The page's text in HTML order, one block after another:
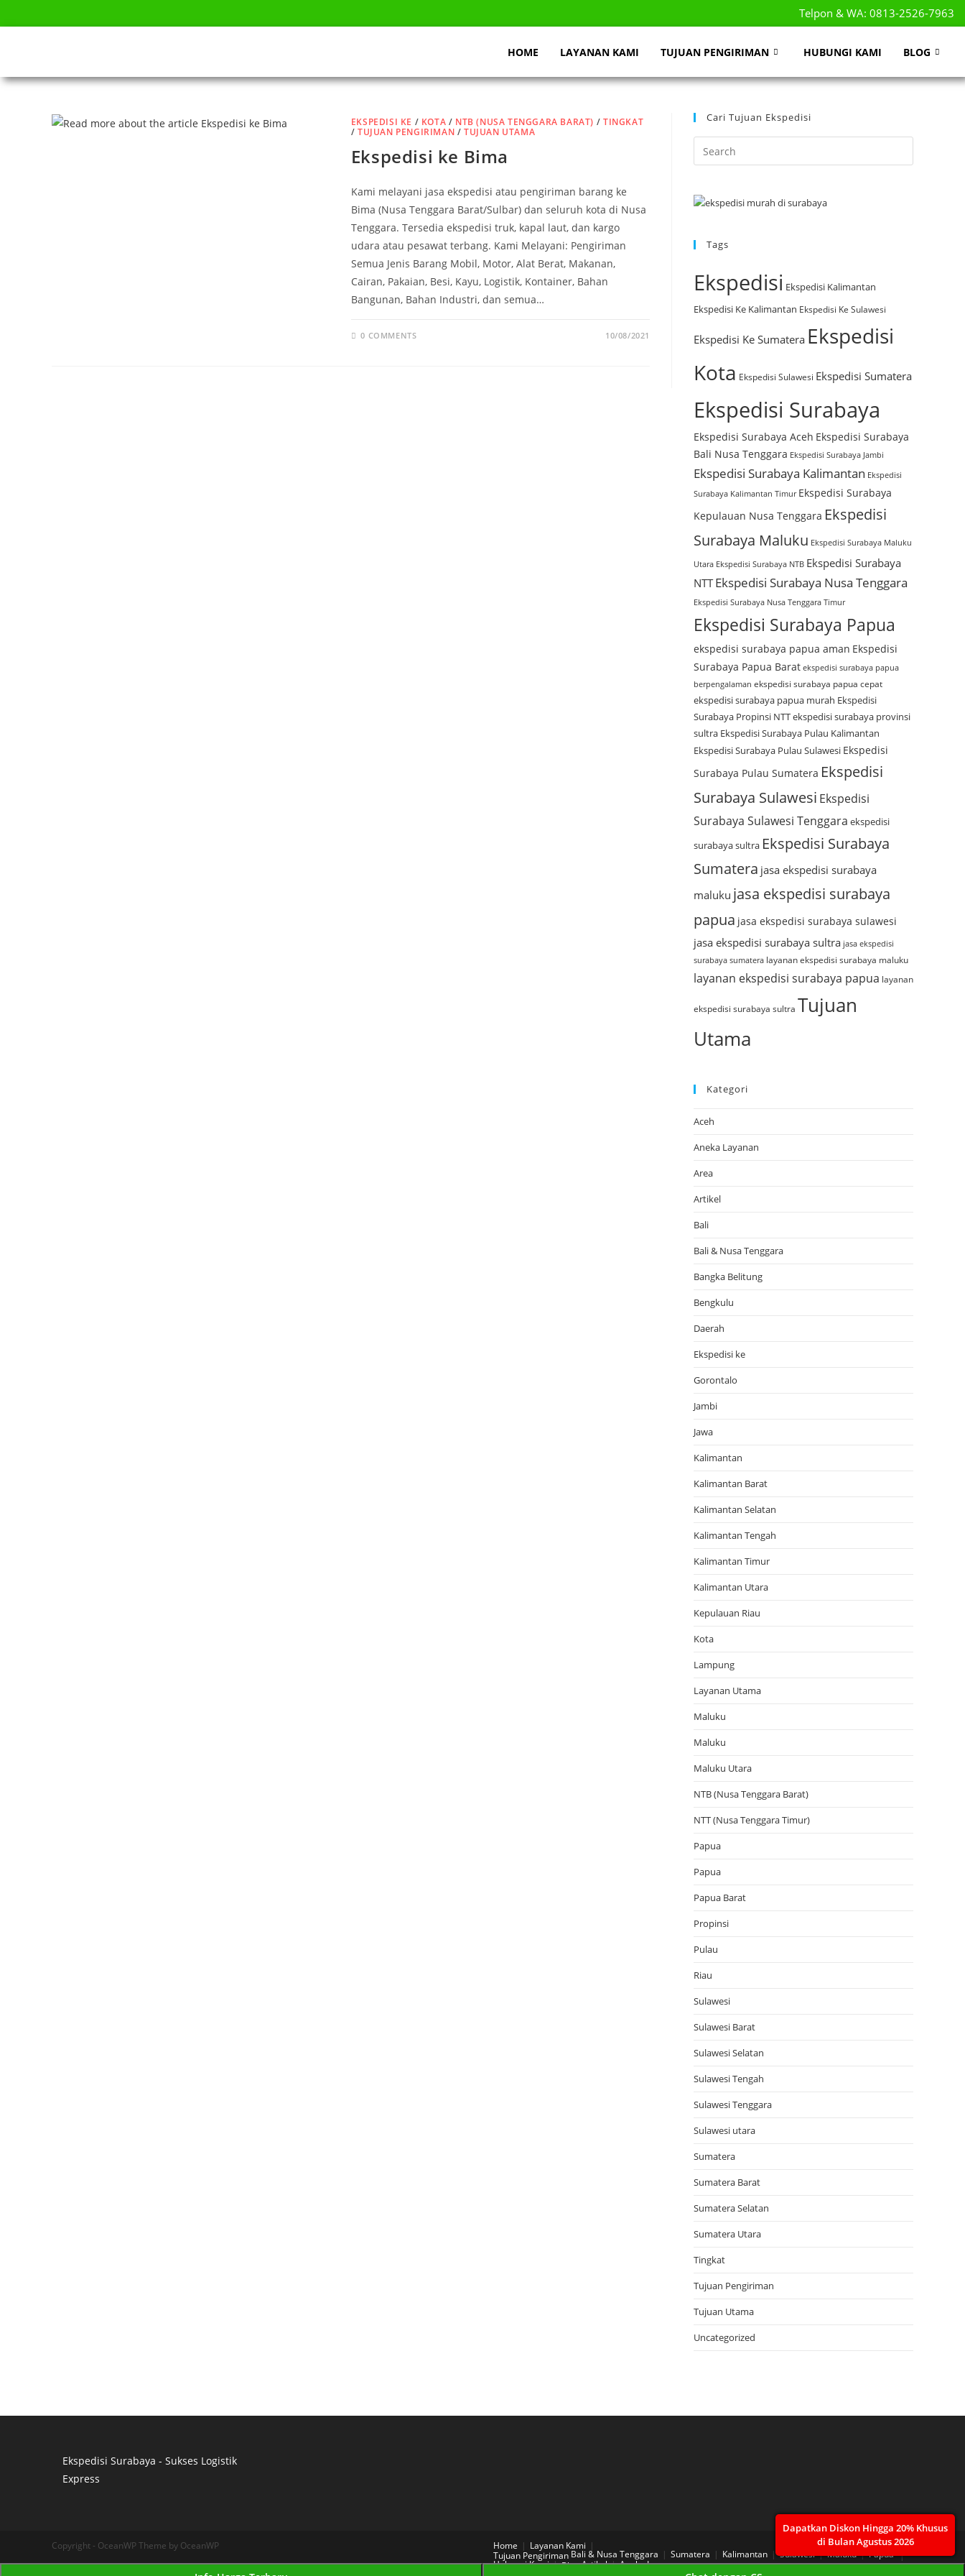
Telpon & WA: 0813-2526-7963
HOME LAYANAN KAMI TUJUAN PENGIRIMAN HUBUNGI KAMI BLOG
EKSPEDISI KE / KOTA / NTB (NUSA TENGGARA BARAT) / TINGKAT
/TUJUAN PENGIRIMAN /TUJUAN UTAMA
Ekspedisi ke Bima
Kami melayani jasa ekspedisi atau pengiriman barang ke
Bima (Nusa Tenggara Barat/Sulbar) dan seluruh kota di Nusa
Tenggara. Tersedia ekspedisi truk, kapal laut, dan kargo
udara atau pesawat terbang. Kami Melayani: Pengiriman
Semua Jenis Barang Mobil, Motor, Alat Berat, Makanan,
Cairan, Pakaian, Besi, Kayu, Logistik, Kontainer, Bahan
Bangunan, Bahan Industri, dan semua…
0 COMMENTS 10/08/2021
Cari Tujuan Ekspedisi
Tags
Ekspedisi Ekspedisi Kalimantan
Ekspedisi Ke Kalimantan Ekspedisi Ke Sulawesi
Ekspedisi Ke Sumatera Ekspedisi
Kota Ekspedisi Sulawesi Ekspedisi Sumatera
Ekspedisi Surabaya
Ekspedisi Surabaya Aceh Ekspedisi Surabaya
Bali Nusa Tenggara Ekspedisi Surabaya Jambi
Ekspedisi Surabaya Kalimantan Ekspedisi
Surabaya Kalimantan Timur Ekspedisi Surabaya
Kepulauan Nusa Tenggara Ekspedisi
Surabaya Maluku Ekspedisi Surabaya Maluku
Utara Ekspedisi Surabaya NTB Ekspedisi Surabaya
NTT Ekspedisi Surabaya Nusa Tenggara
Ekspedisi Surabaya Nusa Tenggara Timur
Ekspedisi Surabaya Papua
ekspedisi surabaya papua aman Ekspedisi
Surabaya Papua Barat ekspedisi surabaya papua
berpengalaman ekspedisi surabaya papua cepat
ekspedisi surabaya papua murah Ekspedisi
Surabaya Propinsi NTTekspedisi surabaya provinsi
sultra Ekspedisi Surabaya Pulau Kalimantan
Ekspedisi Surabaya Pulau Sulawesi Ekspedisi
Surabaya Pulau Sumatera Ekspedisi
Surabaya Sulawesi Ekspedisi
Surabaya Sulawesi Tenggara ekspedisi
surabaya sultra Ekspedisi Surabaya
Sumatera jasa ekspedisi surabaya
maluku jasa ekspedisi surabaya
papua jasa ekspedisi surabaya sulawesi
jasa ekspedisi surabaya sultra jasa ekspedisi
surabaya sumatera layanan ekspedisi surabaya maluku
layanan ekspedisi surabaya papua layanan
ekspedisi surabaya sultra Tujuan
Utama
Kategori
Aceh
Aneka Layanan
Area
Artikel
Bali
Bali & Nusa Tenggara
Bangka Belitung
Bengkulu
Daerah
Ekspedisi ke
Gorontalo
Jambi
Jawa
Kalimantan
Kalimantan Barat
Kalimantan Selatan
Kalimantan Tengah
Kalimantan Timur
Kalimantan Utara
Kepulauan Riau
Kota
Lampung
Layanan Utama
Maluku
Maluku
Maluku Utara
NTB (Nusa Tenggara Barat)
NTT (Nusa Tenggara Timur)
Papua
Papua
Papua Barat
Propinsi
Pulau
Riau
Sulawesi
Sulawesi Barat
Sulawesi Selatan
Sulawesi Tengah
Sulawesi Tenggara
Sulawesi utara
Sumatera
Sumatera Barat
Sumatera Selatan
Sumatera Utara
Tingkat
Tujuan Pengiriman
Tujuan Utama
Uncategorized
Dapatkan Diskon Hingga 20% Khusus
di Bulan Agustus 2026
Ekspedisi Surabaya - Sukses Logistik
Express
Jasa Tank Cleaning
Home
Layanan Kami
Tujuan Pengiriman Bali & Nusa Tenggara Sumatera Kalimantan Sulawesi Maluku
Papua
Hubungi Kami
BlogArtikel Aneka Layanan
Copyright - OceanWP Theme by OceanWP